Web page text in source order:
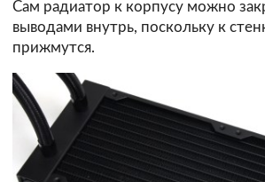
Сам радиатор к корпусу можно
выводами внутрь, поскольку к
прижмутся.